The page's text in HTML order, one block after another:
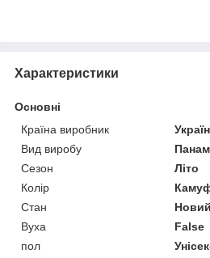
Характеристики
Основні
Країна виробник
Вид виробу
Сезон
Літо
Колір
Стан
Новий
Вуха
False
пол